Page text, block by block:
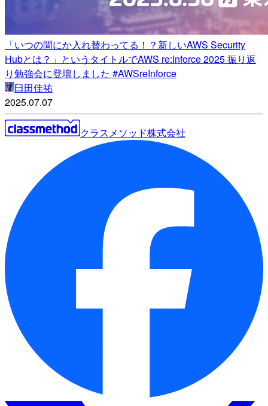
「いつの間にか入れ替わってる！？新しいAWS Security
Hubとは？」というタイトルでAWS re:Inforce 2025 振り返
り勉強会に登壇しました #AWSreInforce
臼田佳祐
2025.07.07
クラスメソッド株式会社